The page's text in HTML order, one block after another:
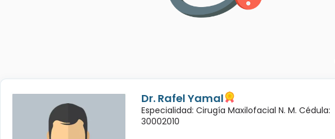
Dr. Rafel Yamal
Especialidad: Cirugía Maxilofacial N. M. Cédula:
30002010